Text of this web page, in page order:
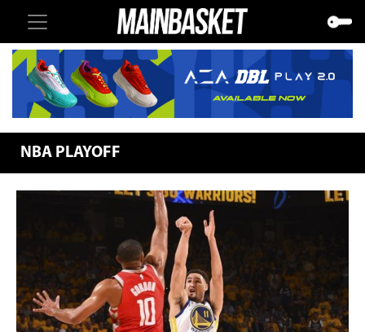
NBA PLAYOFF